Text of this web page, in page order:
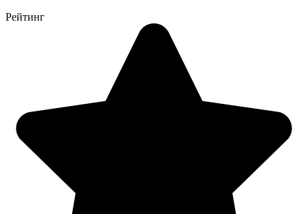
Рейтинг